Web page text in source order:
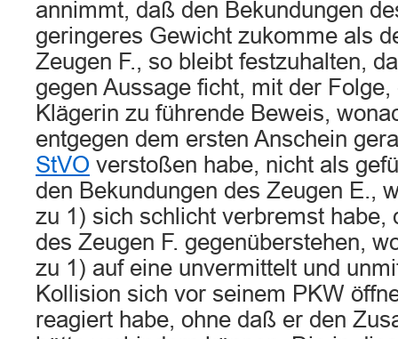
annimmt, daß den Bekundungen
geringeres Gewicht zukomme als
Zeugen F., so bleibt festzuhalten,
gegen Aussage ficht, mit der
Klägerin zu führende Beweis,
entgegen dem ersten Anschein
StVO verstoßen habe, nicht als
den Bekundungen des Zeugen E.,
zu 1) sich schlicht verbremst habe,
des Zeugen F. gegenüberstehen,
zu 1) auf eine unvermittelt und
Kollision sich vor seinem PKW
reagiert habe, ohne daß er den